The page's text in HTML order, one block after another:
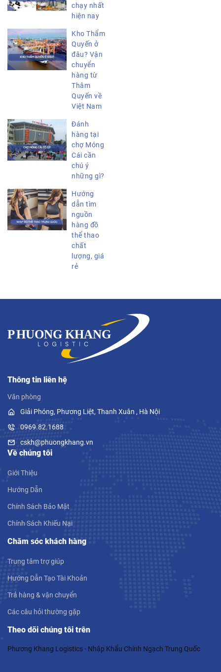
chạy nhất
hiện nay
Kho Thẩm
Quyến ở
đâu? Vận
chuyển
hàng từ
Thâm
Quyến về
Việt Nam
Đánh
hàng tại
chợ Móng
Cái cần
chú ý
những gì?
Hướng
dẫn tìm
nguồn
hàng đồ
thể thao
chất
lượng, giá
rẻ
Thông tin liên hệ
Văn phòng
Giải Phóng, Phương Liệt, Thanh Xuân , Hà Nội
0969.82.1688
cskh@phuongkhang.vn
Về chúng tôi
Giới Thiệu
Hướng Dẫn
Chính Sách Bảo Mật
Chính Sách Khiếu Nại
Chăm sóc khách hàng
Trung tâm trợ giúp
Hướng Dẫn Tạo Tài Khoản
Trả hàng & vận chuyển
Các câu hỏi thường gặp
Theo dõi chúng tôi trên
Phương Khang Logistics - Nhập Khẩu Chính Ngạch Trung Quốc